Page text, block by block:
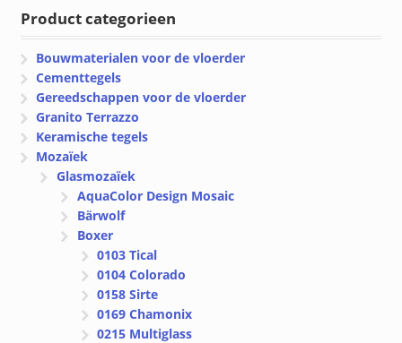
Product categorieen
Bouwmaterialen voor de vloerder
Cementtegels
Gereedschappen voor de vloerder
Granito Terrazzo
Keramische tegels
Mozaïek
Glasmozaïek
AquaColor Design Mosaic
Bärwolf
Boxer
0103 Tical
0104 Colorado
0158 Sirte
0169 Chamonix
0215 Multiglass